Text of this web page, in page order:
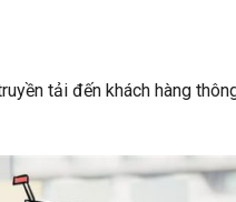
tải đến khách hàng